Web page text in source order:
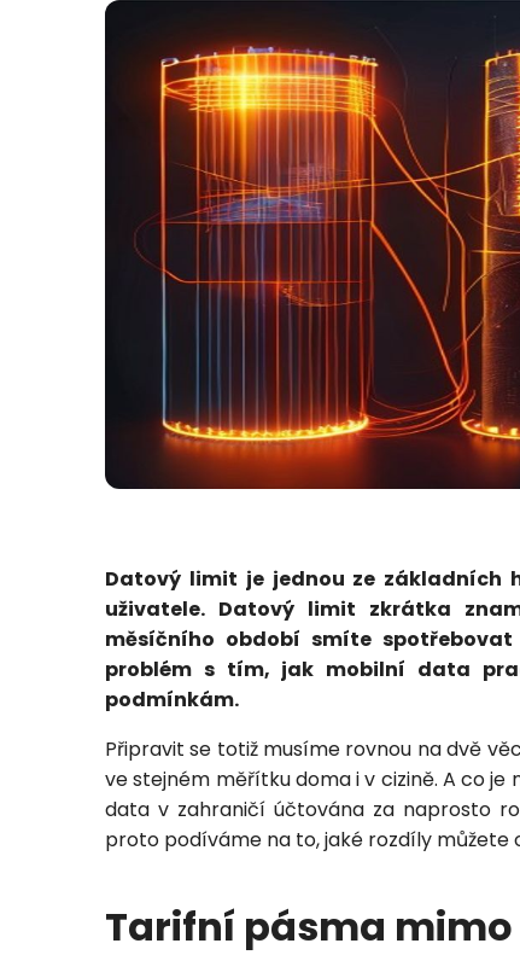
Datový limit je jednou ze
uživatele. Datový limit zkrátka
měsíčního období smíte
problém s tím, jak mobilní data
podmínkám.
Připravit se totiž musíme rovnou na dvě
ve stejném měřítku doma i v cizině. A co
data v zahraničí účtována za naprosto
proto podíváme na to, jaké rozdíly můžete
Tarifní pásma
Zadejte prosím Vaše
bude v nejbližší
Adresa
Telefon
Vložením
spodmínkami